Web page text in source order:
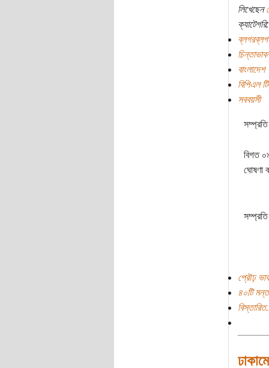
লিখেছেন
ক্যাটেগরি:
বাংলাদেশ
বিপিএল
সববয়সী
সম্প্রতি
বিগত
ঘোষণা
সম্প্রতি
প্রৌঢ়
৪০টি